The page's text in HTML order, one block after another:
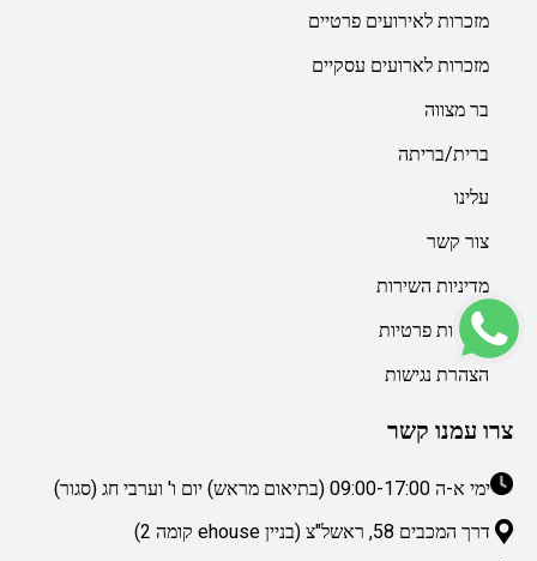
מזכרות לאירועים פרטיים
מזכרות לארועים עסקיים
בר מצווה
ברית/בריתה
עלינו
צור קשר
מדיניות השירות
מדיניות פרטיות
הצהרת נגישות
צרו עמנו קשר
ימי א-ה 09:00-17:00 (בתיאום מראש) יום ו' וערבי חג (סגור)
דרך המכבים 58, ראשל"צ (בניין ehouse קומה 2)